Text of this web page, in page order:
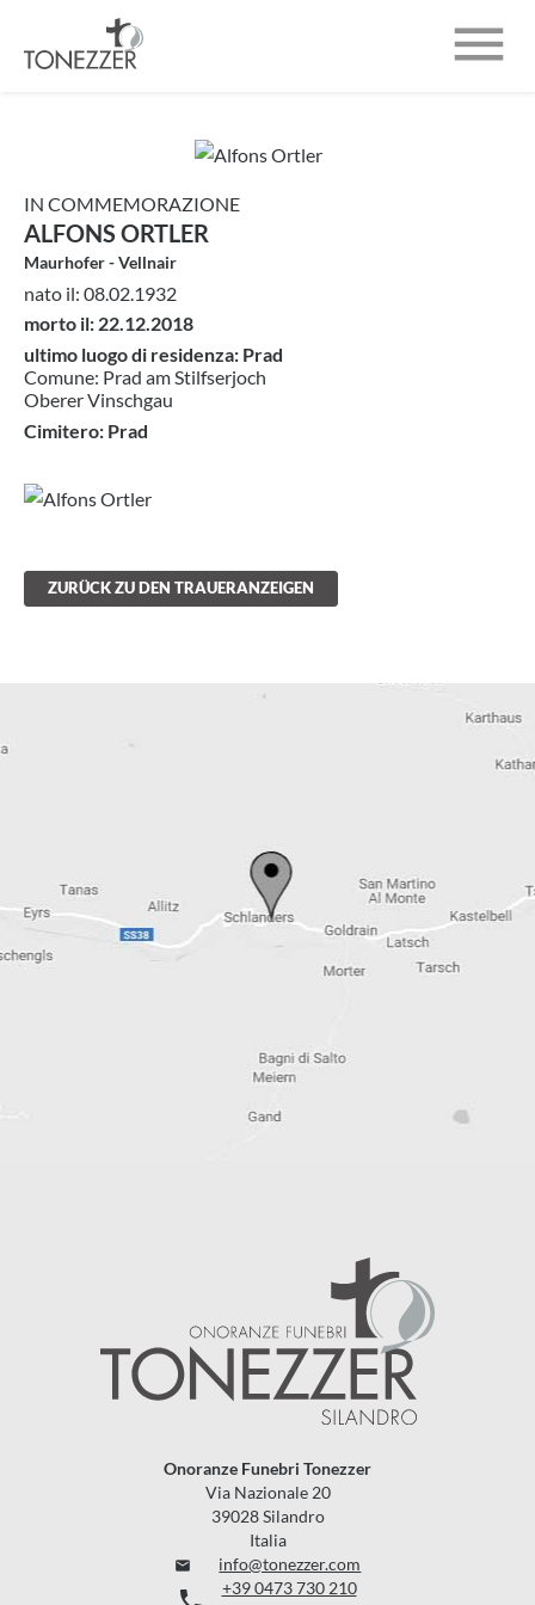
NECROLOGI

IN COMMEMORAZIONE
ALFONS ORTLER
Maurhofer - Vellnair
nato il: 08.02.1932
morto il: 22.12.2018
ultimo luogo di residenza: Prad
Comune: Prad am Stilfserjoch
Oberer Vinschgau
Cimitero: Prad
ZURÜCK ZU DEN TRAUERANZEIGEN
Onoranze Funebri Tonezzer
Via Nazionale 20
39028 Silandro
Italia
 info@tonezzer.com
+39 0473 730 210